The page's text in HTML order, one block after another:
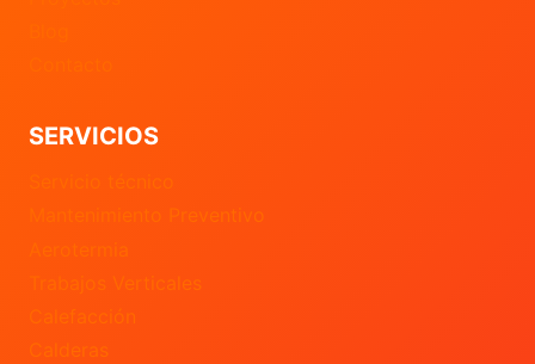
SERVICIOS
Mantenimiento Preventivo
Trabajos Verticales
Calefacción
Calderas